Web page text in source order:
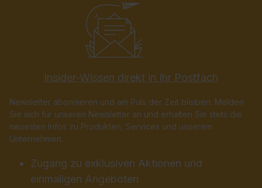
Insider-Wissen direkt in Ihr Postfach
Newsletter abonnieren und am Puls der Zeit bleiben: Melden
Sie sich für unseren Newsletter an und erhalten Sie stets die
neuesten Infos zu Produkten, Services und unserem
Unternehmen.
Zugang zu exklusiven Aktionen und
einmaligen Angeboten